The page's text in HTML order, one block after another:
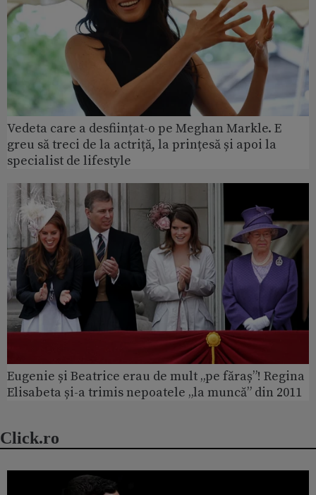
Vedeta care a desființat-o pe Meghan Markle. E
greu să treci de la actriță, la prințesă și apoi la
specialist de lifestyle
Eugenie și Beatrice erau de mult „pe făraș”! Regina
Elisabeta și-a trimis nepoatele „la muncă” din 2011
Click.ro